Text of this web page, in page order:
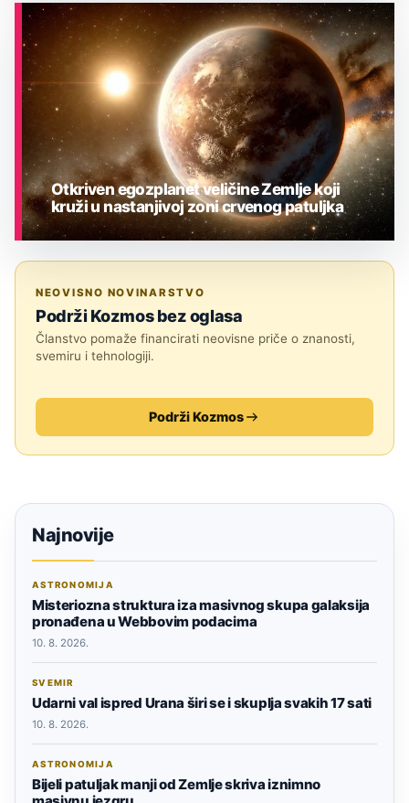
ASTRONOMIJA
Otkriven egozplanet veličine Zemlje koji
kruži u nastanjivoj zoni crvenog patuljka
NEOVISNO NOVINARSTVO
Podrži Kozmos bez oglasa
Članstvo pomaže financirati neovisne priče o znanosti,
svemiru i tehnologiji.
Podrži Kozmos
Najnovije
ASTRONOMIJA
Misteriozna struktura iza masivnog skupa galaksija
pronađena u Webbovim podacima
10. 8. 2026.
SVEMIR
Udarni val ispred Urana širi se i skuplja svakih 17 sati
10. 8. 2026.
ASTRONOMIJA
Bijeli patuljak manji od Zemlje skriva iznimno